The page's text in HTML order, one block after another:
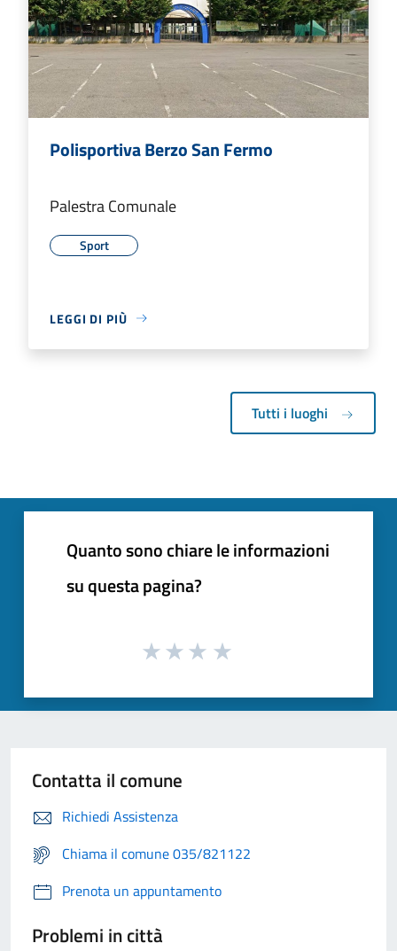
Polisportiva Berzo San Fermo
Palestra Comunale
Sport
LEGGI DI PIÙ
Tutti i luoghi
Quanto sono chiare le informazioni
su questa pagina?
Contatta il comune
Richiedi Assistenza
Chiama il comune 035/821122
Prenota un appuntamento
Problemi in città